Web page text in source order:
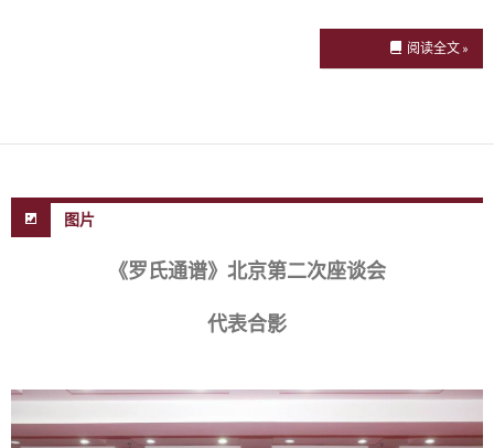
阅读全文 »
图片
《罗氏通谱》北京第二次座谈会
代表合影